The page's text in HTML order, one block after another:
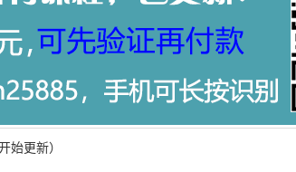
始更新）